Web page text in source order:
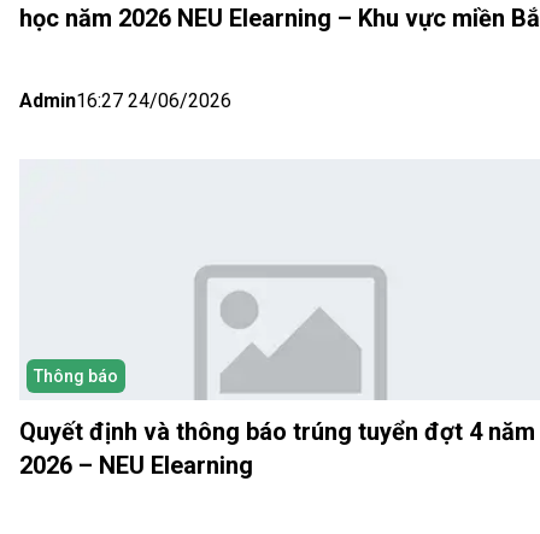
học năm 2026 NEU Elearning – Khu vực miền
Admin16:27 24/06/2026
Thông báo
Quyết định và thông báo trúng tuyển đợt 4 năm
2026 – NEU Elearning